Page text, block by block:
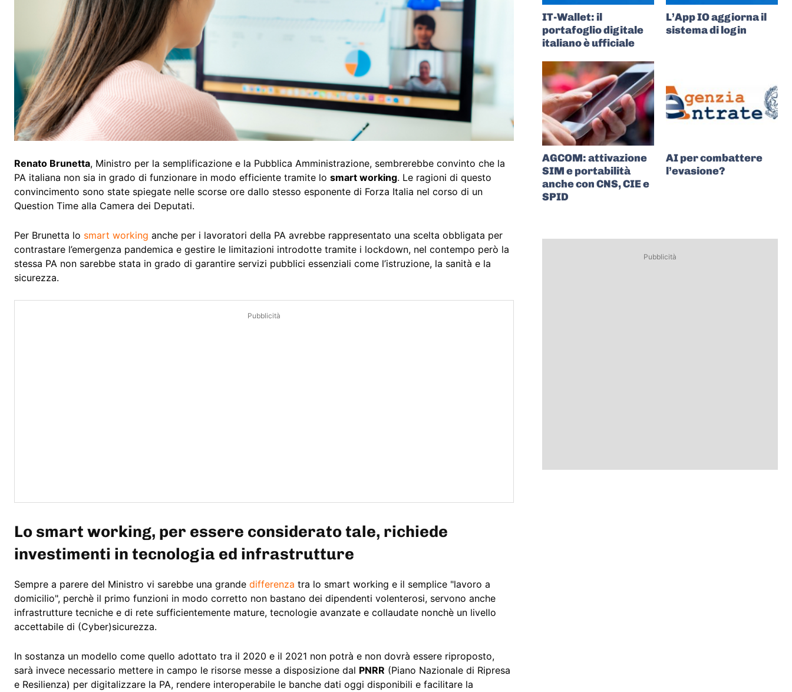
Renato Brunetta, Ministro per la semplificazione e la Pubblica Amministrazione, sembrerebbe convinto che la
PA italiana non sia in grado di funzionare in modo efficiente tramite lo smart working. Le ragioni di questo
convincimento sono state spiegate nelle scorse ore dallo stesso esponente di Forza Italia nel corso di un
Question Time alla Camera dei Deputati.
Per Brunetta lo smart working anche per i lavoratori della PA avrebbe rappresentato una scelta obbligata per
contrastare l’emergenza pandemica e gestire le limitazioni introdotte tramite i lockdown, nel contempo però la
stessa PA non sarebbe stata in grado di garantire servizi pubblici essenziali come l’istruzione, la sanità e la
sicurezza.
Pubblicità
Lo smart working, per essere considerato tale, richiede
investimenti in tecnologia ed infrastrutture
Sempre a parere del Ministro vi sarebbe una grande differenza tra lo smart working e il semplice "lavoro a
domicilio", perchè il primo funzioni in modo corretto non bastano dei dipendenti volenterosi, servono anche
infrastrutture tecniche e di rete sufficientemente mature, tecnologie avanzate e collaudate nonchè un livello
accettabile di (Cyber)sicurezza.
In sostanza un modello come quello adottato tra il 2020 e il 2021 non potrà e non dovrà essere riproposto,
sarà invece necessario mettere in campo le risorse messe a disposizione dal PNRR (Piano Nazionale di Ripresa
e Resilienza) per digitalizzare la PA, rendere interoperabile le banche dati oggi disponibili e facilitare la
IT-Wallet: il
portafoglio digitale
italiano è ufficiale
L’App IO aggiorna il
sistema di login
AGCOM: attivazione
SIM e portabilità
anche con CNS, CIE e
SPID
AI per combattere
l’evasione?
Pubblicità